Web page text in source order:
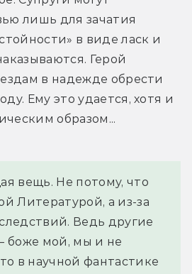
лишь для зачатия
в виде ласк и
Герой
в надежде обрести
Ему это удается, хотя и
образом...
вещь. Не потому, что
Литературой, а из-за
Ведь другие
боже мой, мы и не
в научной фантастике